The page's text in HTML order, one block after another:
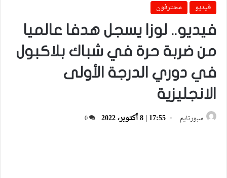
فيديو
محترفون
فيديو.. لوزا يسجل هدفا عالميا
من ضربة حرة في شباك بلاكبول
في دوري الدرجة الأولى
الانجليزية
سبورتايم 17:55 | 8 أكتوبر، 2022 0